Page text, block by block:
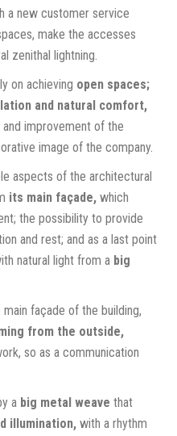
a new customer service
make the accesses
zenithal lightning.
on achieving open spaces;
and natural comfort,
improvement of the
image of the company.
aspects of the architectural
its main façade, which
the possibility to provide
and rest; and as a last point
natural light from a big
façade of the building,
from the outside,
so as a communication
a big metal weave that
illumination, with a rhythm